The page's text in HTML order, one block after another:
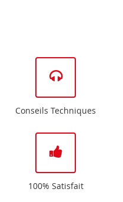
Conseils Techniques
100% Satisfait